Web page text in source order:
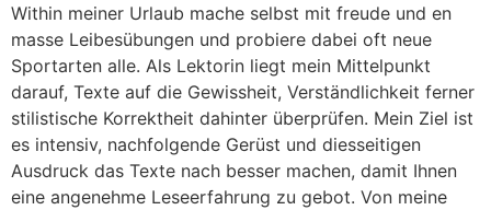
Within meiner Urlaub mache selbst mit freude und en
masse Leibesübungen und probiere dabei oft neue
Sportarten alle. Als Lektorin liegt mein Mittelpunkt
darauf, Texte auf die Gewissheit, Verständlichkeit ferner
stilistische Korrektheit dahinter überprüfen. Mein Ziel ist
es intensiv, nachfolgende Gerüst und diesseitigen
Ausdruck das Texte nach besser machen, damit Ihnen
eine angenehme Leseerfahrung zu gebot. Von meine